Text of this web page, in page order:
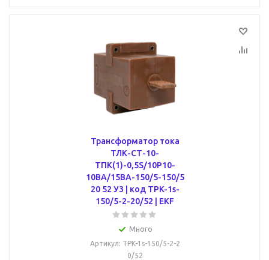
Трансформатор тока
ТЛК-СТ-10-
ТПК(1)-0,5S/10Р10-
10ВА/15ВА-150/5-150/5
20 52 У3 | код TPK-1s-
150/5-2-20/52 | EKF
Много
Артикул: TPK-1s-150/5-2-2
0/52